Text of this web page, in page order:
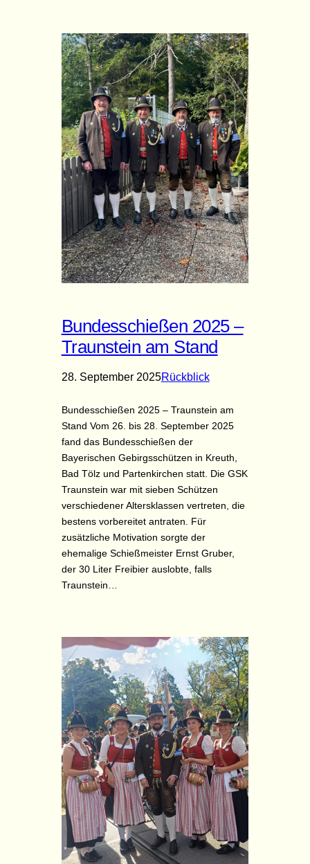
Bundesschießen 2025 –
Traunstein am Stand
28. September 2025Rückblick
Bundesschießen 2025 – Traunstein am
Stand Vom 26. bis 28. September 2025
fand das Bundesschießen der
Bayerischen Gebirgsschützen in Kreuth,
Bad Tölz und Partenkirchen statt. Die GSK
Traunstein war mit sieben Schützen
verschiedener Altersklassen vertreten, die
bestens vorbereitet antraten. Für
zusätzliche Motivation sorgte der
ehemalige Schießmeister Ernst Gruber,
der 30 Liter Freibier auslobte, falls
Traunstein…